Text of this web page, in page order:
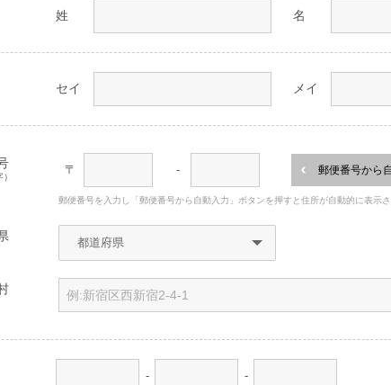
姓 名
セイ メイ
〒 - 郵便番号から
郵便番号を入力し「郵便番号から自動入力」ボタンを押すと住所が自動的に表示
- -